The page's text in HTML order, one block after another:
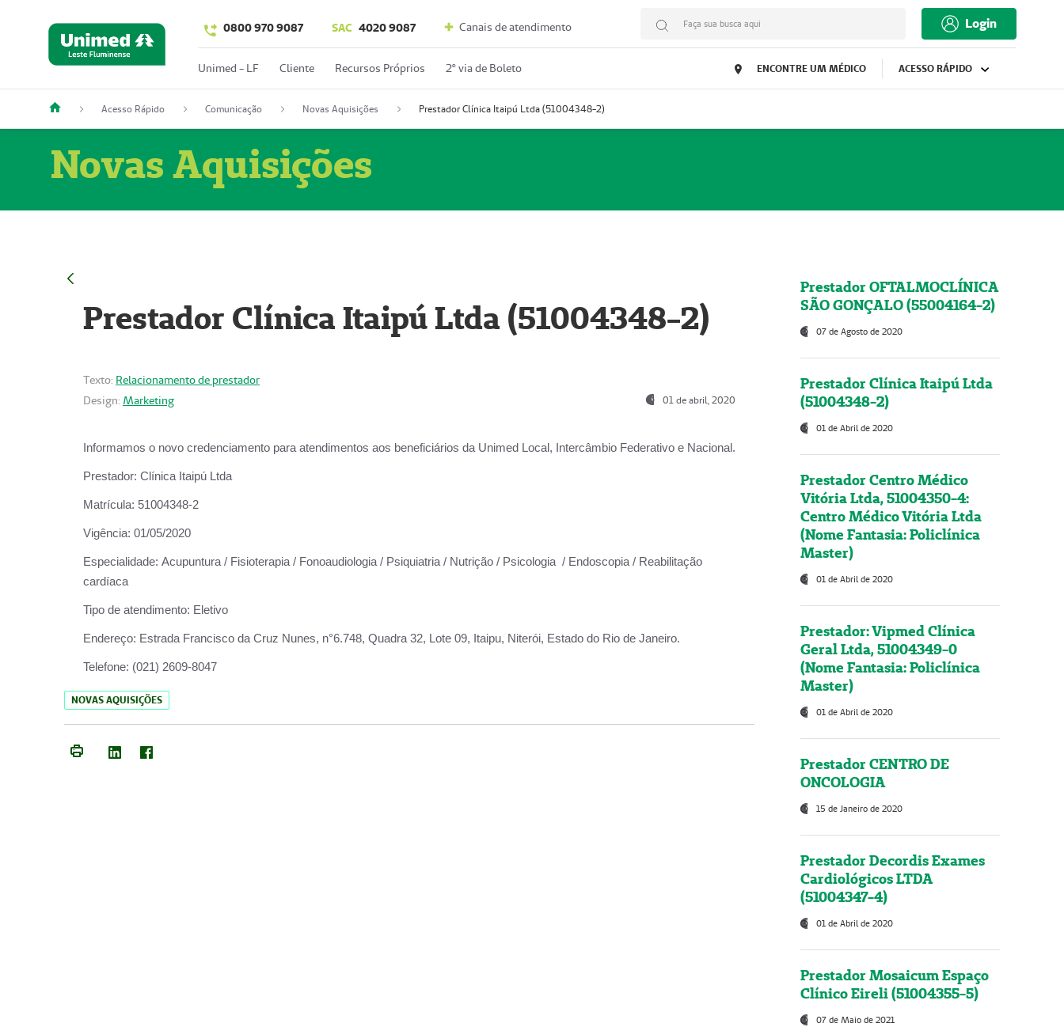
0800 970 9087 SAC 4020 9087 Canais de atendimento Faça sua busca aqui Login
Unimed - LF Cliente Recursos Próprios 2º via de Boleto ENCONTRE UM MÉDICO ACESSO RÁPIDO
Acesso Rápido Comunicação Novas Aquisições Prestador Clínica Itaipú Ltda (51004348-2)
Novas Aquisições
Prestador Clínica Itaipú Ltda (51004348-2)
Texto: Relacionamento de prestador
Design: Marketing 01 de abril, 2020
Informamos o novo credenciamento para atendimentos aos beneficiários da Unimed Local, Intercâmbio Federativo e Nacional.
Prestador: Clínica Itaipú Ltda
Matrícula: 51004348-2
Vigência: 01/05/2020
Especialidade: Acupuntura / Fisioterapia / Fonoaudiologia / Psiquiatria / Nutrição / Psicologia / Endoscopia / Reabilitação
cardíaca
Tipo de atendimento: Eletivo
Endereço: Estrada Francisco da Cruz Nunes, n°6.748, Quadra 32, Lote 09, Itaipu, Niterói, Estado do Rio de Janeiro.
Telefone: (021) 2609-8047
NOVAS AQUISIÇÕES
Prestador OFTALMOCLÍNICA
SÃO GONÇALO (55004164-2)
07 de Agosto de 2020
Prestador Clínica Itaipú Ltda
(51004348-2)
01 de Abril de 2020
Prestador Centro Médico
Vitória Ltda, 51004350-4:
Centro Médico Vitória Ltda
(Nome Fantasia: Policlínica
Master)
01 de Abril de 2020
Prestador: Vipmed Clínica
Geral Ltda, 51004349-0
(Nome Fantasia: Policlínica
Master)
01 de Abril de 2020
Prestador CENTRO DE
ONCOLOGIA
15 de Janeiro de 2020
Prestador Decordis Exames
Cardiológicos LTDA
(51004347-4)
01 de Abril de 2020
Prestador Mosaicum Espaço
Clínico Eireli (51004355-5)
07 de Maio de 2021